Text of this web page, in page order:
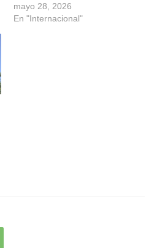
mayo 28, 2026
En "Internacional"